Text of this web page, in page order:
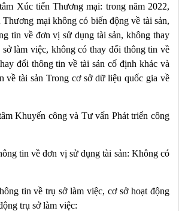
Xúc tiến Thương mại: trong năm 2022,
mại không có biến động về tài sản,
tin về đơn vị sử dụng tài sản, không thay
làm việc, không cóthay đổi thông tin về
đổi thông tin về tài sản cố định khác và
về tài sản Trong cơ sở dữ liệu quốc gia về
Khuyến công và Tư vấn Phát triển công
tin về đơn vị sử dụng tài sản: Không có
tin về trụ sở làm việc, cơ sở hoạt động
trụ sở làm việc: